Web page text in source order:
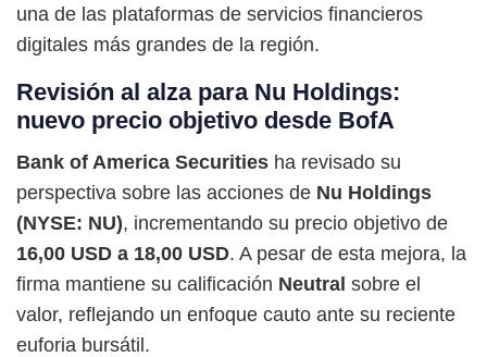
una de las plataformas de servicios financieros
digitales más grandes de la región.
Revisión al alza para Nu Holdings:
nuevo precio objetivo desde BofA
Bank of America Securities ha revisado su
perspectiva sobre las acciones de Nu Holdings
(NYSE: NU), incrementando su precio objetivo de
16,00 USD a 18,00 USD. A pesar de esta mejora, la
firma mantiene su calificación Neutral sobre el
valor, reflejando un enfoque cauto ante su reciente
euforia bursátil.